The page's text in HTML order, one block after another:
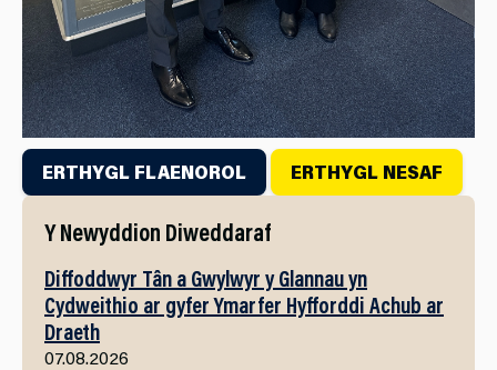
ERTHYGL FLAENOROL ERTHYGL NESAF
Y Newyddion Diweddaraf
Diffoddwyr Tân a Gwylwyr y Glannau yn
Cydweithio ar gyfer Ymarfer Hyfforddi Achub ar
Draeth
07.08.2026